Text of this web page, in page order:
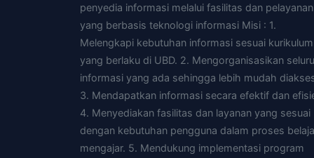
penyedia informasi melalui fasilitas dan pelayanan
yang berbasis teknologi informasi Misi : 1.
Melengkapi kebutuhan informasi sesuai kurikulum
yang berlaku di UBD. 2. Mengorganisasikan
informasi yang ada sehingga lebih mudah
3. Mendapatkan informasi secara efektif dan
4. Menyediakan fasilitas dan layanan yang sesuai
dengan kebutuhan pengguna dalam proses
mengajar. 5. Mendukung implementasi program